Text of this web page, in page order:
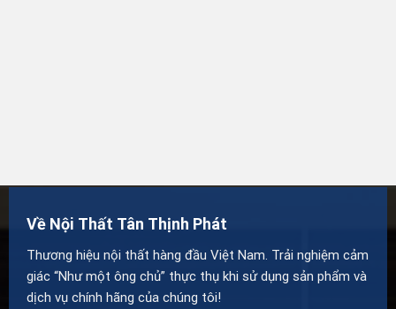
Về Nội Thất Tân Thịnh Phát
Thương hiệu nội thất hàng đầu Việt Nam. Trải nghiệm cảm
giác “Như một ông chủ” thực thụ khi sử dụng sản phẩm và
dịch vụ chính hãng của chúng tôi!